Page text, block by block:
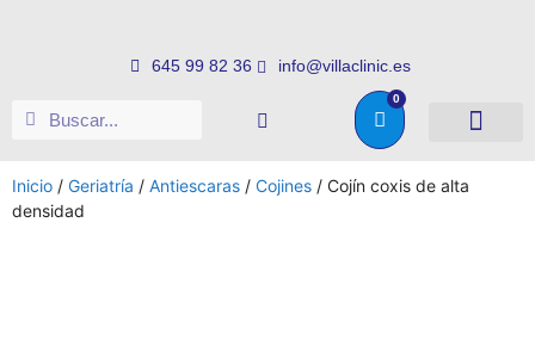
645 99 82 36 info@villaclinic.es
0
Inicio / Geriatría / Antiescaras / Cojines / Cojín coxis de alta
densidad